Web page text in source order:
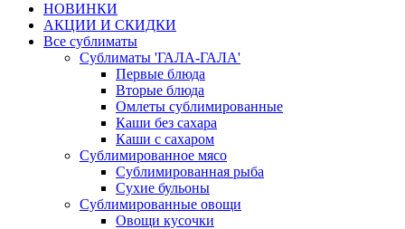
НОВИНКИ
АКЦИИ И СКИДКИ
Все сублиматы
Сублиматы 'ГАЛА-ГАЛА'
Первые блюда
Вторые блюда
Омлеты сублимированные
Каши без сахара
Каши с сахаром
Сублимированное мясо
Сублимированная рыба
Сухие бульоны
Сублимированные овощи
Овощи кусочки